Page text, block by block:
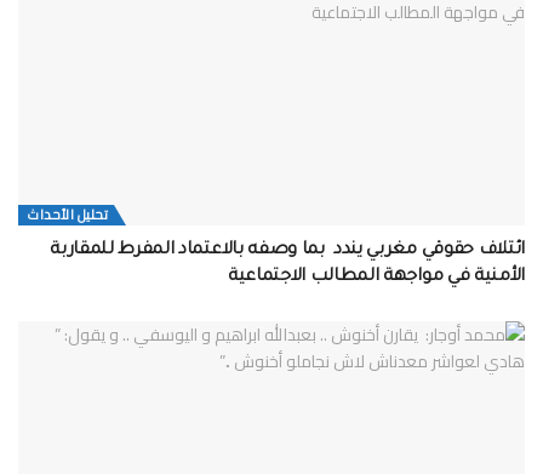
تحلیل الأحداث
ائتلاف حقوقي مغربي يندد بما وصفه بالاعتماد المفرط للمقاربة
الأمنية في مواجهة المطالب الاجتماعية